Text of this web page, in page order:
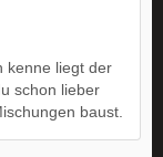
kenne liegt der
schon lieber
baust.